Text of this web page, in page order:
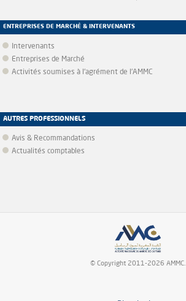
ENTREPRISES DE MARCHÉ & INTERVENANTS
Intervenants
Entreprises de Marché
Activités soumises à l'agrément de l'AMMC
AUTRES PROFESSIONNELS
Avis & Recommandations
Actualités comptables
© Copyright 2011-2026 AMMC.